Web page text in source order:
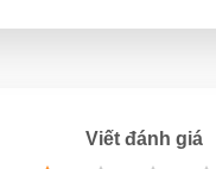
Viết đánh giá